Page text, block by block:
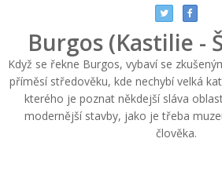
Burgos (Kastilie -
Když se řekne Burgos, vybaví se
příměsí středověku, kde nechybí velká
kterého je poznat někdejší sláva
modernější stavby, jako je třeba
člověka.